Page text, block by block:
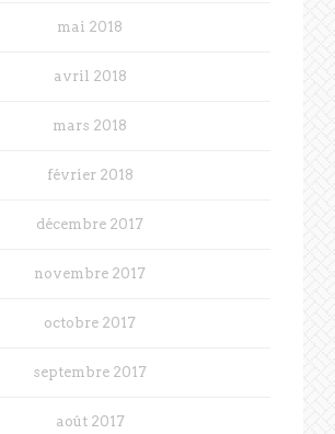
mai 2018
avril 2018
mars 2018
février 2018
décembre 2017
novembre 2017
octobre 2017
septembre 2017
août 2017